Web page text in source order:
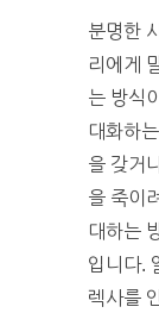
분명한
리에게
는 방식
대화하
을 갖거
을 죽이
대하는
입니다.
렉사를